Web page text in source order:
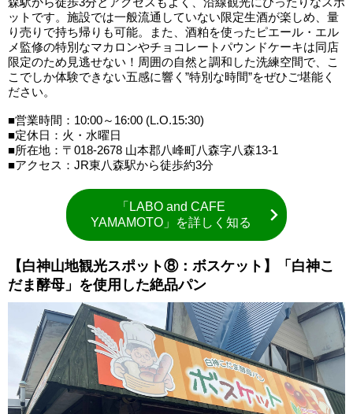
ットです。施設では一般流通していない限定生酒が楽しめ、量
り売りで持ち帰りも可能。また、酒粕を使ったピエール・エル
メ監修の特別なマカロンやチョコレートパウンドケーキは同店
限定のため見逃せない！周囲の自然と調和した洗練空間で、こ
こでしか体験できない五感に響く”特別な時間”をぜひご堪能く
ださい。
■営業時間：10:00～16:00 (L.O.15:30)
■定休日：火・水曜日
■所在地：〒018-2678 山本郡八峰町八森字八森13-1
■アクセス：JR東八森駅から徒歩約3分
「LABO and CAFE
YAMAMOTO」を詳しく知る
【白神山地観光スポット⑧：ボスケット】「白神こ
だま酵母」を使用した絶品パン